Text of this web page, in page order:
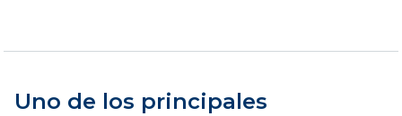
Uno de los principales